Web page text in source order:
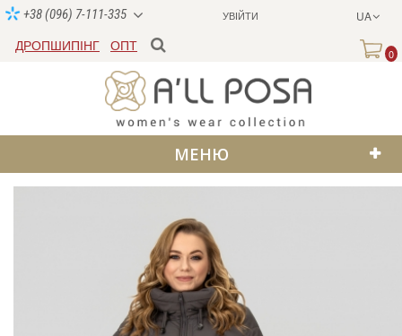
УВІЙТИ UA
+38 (096) 7-111-335
ДРОПШИПІНГ ОПТ
0
МЕНЮ